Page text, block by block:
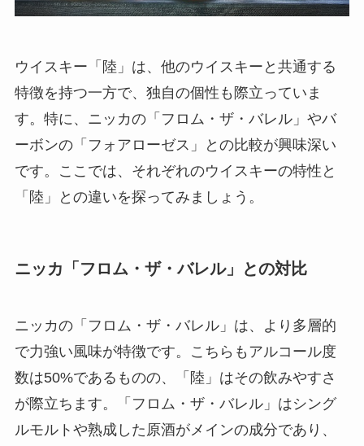
ウイスキー「陸」は、他のウイスキーと共通する
特徴を持つ一方で、独自の個性も際立っていま
す。特に、ニッカの「フロム・ザ・バレル」やバ
ーボンの「フォアローゼス」との比較が興味深い
です。ここでは、それぞれのウイスキーの特性と
「陸」との違いを探ってみましょう。
ニッカ「フロム・ザ・バレル」との対比
ニッカの「フロム・ザ・バレル」は、より多層的
で力強い風味が特徴です。こちらもアルコール度
数は50%であるものの、「陸」はその飲みやすさ
が際立ちます。「フロム・ザ・バレル」はシング
ルモルトや熟成した原酒がメインの成分であり、